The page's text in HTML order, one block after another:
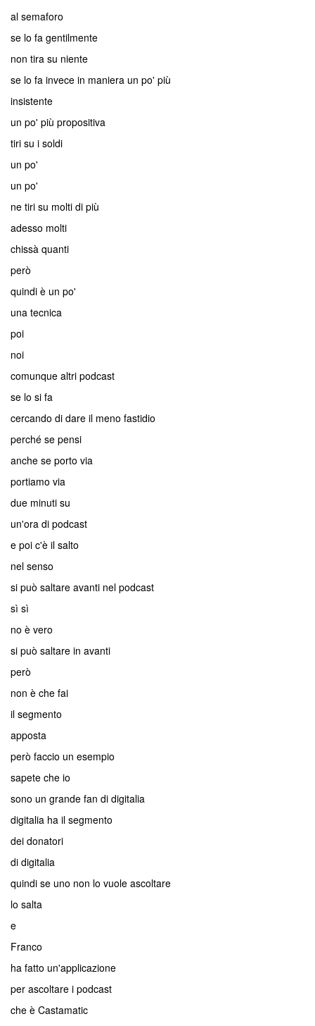
al semaforo
se lo fa gentilmente
non tira su niente
se lo fa invece in maniera un po' più
insistente
un po' più propositiva
tiri su i soldi
un po'
un po'
ne tiri su molti di più
adesso molti
chissà quanti
però
quindi è un po'
una tecnica
poi
noi
comunque altri podcast
se lo si fa
cercando di dare il meno fastidio
perché se pensi
anche se porto via
portiamo via
due minuti su
un'ora di podcast
e poi c'è il salto
nel senso
si può saltare avanti nel podcast
sì sì
no è vero
si può saltare in avanti
però
non è che fai
il segmento
apposta
però faccio un esempio
sapete che io
sono un grande fan di digitalia
digitalia ha il segmento
dei donatori
di digitalia
quindi se uno non lo vuole ascoltare
lo salta
e
Franco
ha fatto un'applicazione
per ascoltare i podcast
che è Castamatic